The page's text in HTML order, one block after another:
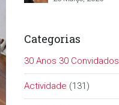
Categorias
30 Anos 30 Convidados
Actividade (131)